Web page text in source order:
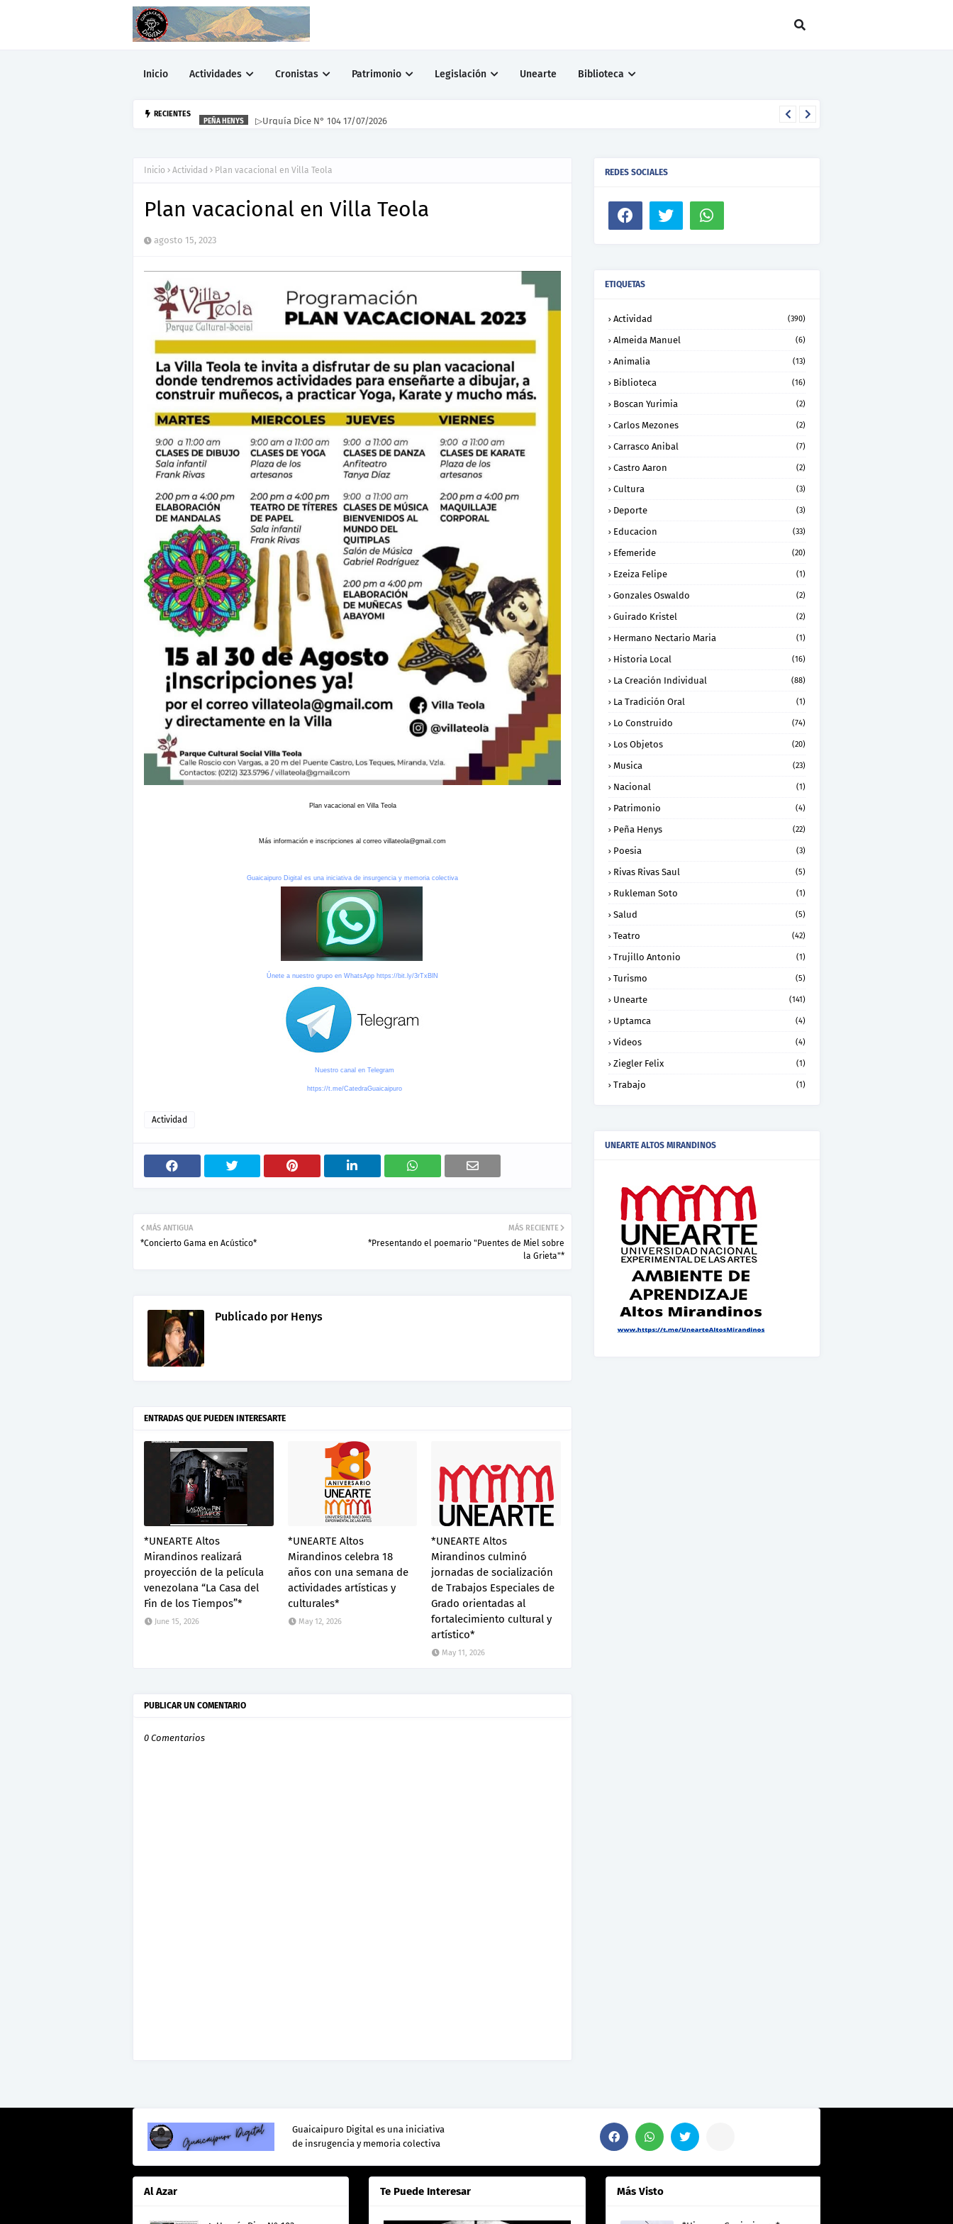
Inicio Actividades Cronistas Patrimonio Legislación Unearte Biblioteca
RECIENTES PEÑA HENYS ▷Urquía Dice N° 104 17/07/2026
Inicio Actividad Plan vacacional en Villa Teola
Plan vacacional en Villa Teola
agosto 15, 2023
Plan vacacional en Villa Teola
Más información e inscripciones al correo villateola@gmail.com
Guaicaipuro Digital es una iniciativa de insurgencia y memoria colectiva
Únete a nuestro grupo en WhatsApp https://bit.ly/3rTxBlN
Nuestro canal en Telegram
https://t.me/CatedraGuaicaipuro
Actividad
MÁS RECIENTE
*Presentando el poemario "Puentes de Miel sobre
la Grieta"*
MÁS ANTIGUA
*Concierto Gama en Acústico*
Publicado porHenys
ENTRADAS QUE PUEDEN INTERESARTE
*UNEARTE Altos
Mirandinos realizará
proyección de la película
venezolana “La Casa del
Fin de los Tiempos”*
June 15, 2026
*UNEARTE Altos
Mirandinos celebra 18
años con una semana de
actividades artísticas y
culturales*
May 12, 2026
*UNEARTE Altos
Mirandinos culminó
jornadas de socialización
de Trabajos Especiales de
Grado orientadas al
fortalecimiento cultural y
artístico*
May 11, 2026
PUBLICAR UN COMENTARIO
0 Comentarios
REDES SOCIALES
ETIQUETAS
Actividad (390)
Almeida Manuel (6)
Animalia (13)
Biblioteca (16)
Boscan Yurimia (2)
Carlos Mezones (2)
Carrasco Anibal (7)
Castro Aaron (2)
Cultura (3)
Deporte (3)
Educacion (33)
Efemeride (20)
Ezeiza Felipe (1)
Gonzales Oswaldo (2)
Guirado Kristel (2)
Hermano Nectario Maria (1)
Historia Local (16)
La Creación Individual (88)
La Tradición Oral (1)
Lo Construido (74)
Los Objetos (20)
Musica (23)
Nacional (1)
Patrimonio (4)
Peña Henys (22)
Poesia (3)
Rivas Rivas Saul (5)
Rukleman Soto (1)
Salud (5)
Teatro (42)
Trujillo Antonio (1)
Turismo (5)
Unearte (141)
Uptamca (4)
Videos (4)
Ziegler Felix (1)
Trabajo (1)
UNEARTE ALTOS MIRANDINOS
Guaicaipuro Digital es una iniciativa
de insrugencia y memoria colectiva
Al Azar Te Puede Interesar Más Visto